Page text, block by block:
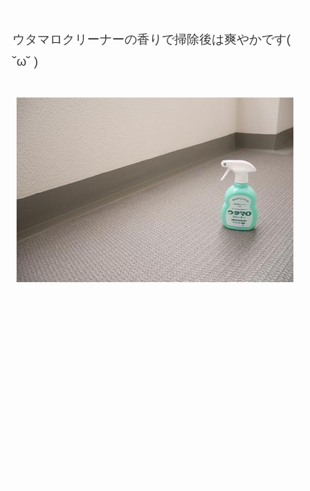
ウタマロクリーナーの香りで掃除後は爽やかです(
˘ω˘ )